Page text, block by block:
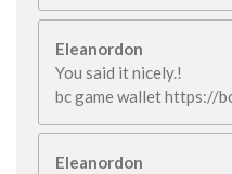
Eleanordon
You said it nicely.!
bc game wallet https://
Eleanordon